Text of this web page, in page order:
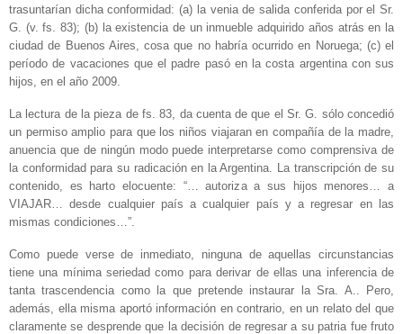
trasuntarían dicha conformidad: (a) la venia de salida conferida por el Sr.
G. (v. fs. 83); (b) la existencia de un inmueble adquirido años atrás en la
ciudad de Buenos Aires, cosa que no habría ocurrido en Noruega; (c) el
período de vacaciones que el padre pasó en la costa argentina con sus
hijos, en el año 2009.
La lectura de la pieza de fs. 83, da cuenta de que el Sr. G. sólo concedió
un permiso amplio para que los niños viajaran en compañía de la madre,
anuencia que de ningún modo puede interpretarse como comprensiva de
la conformidad para su radicación en la Argentina. La transcripción de su
contenido, es harto elocuente: “… autoriza a sus hijos menores… a
VIAJAR… desde cualquier país a cualquier país y a regresar en las
mismas condiciones…”.
Como puede verse de inmediato, ninguna de aquellas circunstancias
tiene una mínima seriedad como para derivar de ellas una inferencia de
tanta trascendencia como la que pretende instaurar la Sra. A.. Pero,
además, ella misma aportó información en contrario, en un relato del que
claramente se desprende que la decisión de regresar a su patria fue fruto